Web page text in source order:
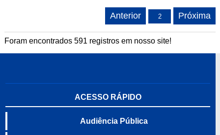
Anterior Próxima
Foram encontrados 591 registros em nosso site!
ACESSO RÁPIDO
Audiência Pública